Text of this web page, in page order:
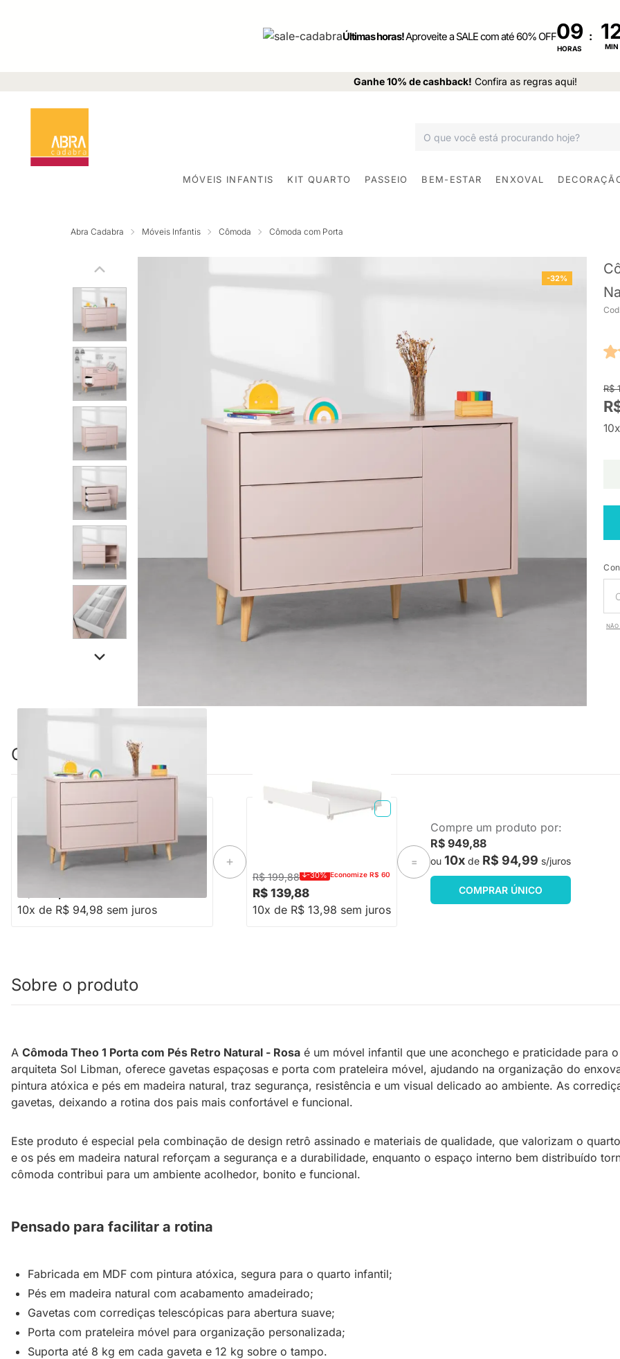
Últimas horas!Aproveite a SALE com até 60% OFF09
HORAS
:
MIN
Ganhe 10% de cashback! Confira as regras aqui!
MÓVEIS INFANTIS KIT QUARTO PASSEIO BEM-ESTAR ENXOVAL
Abra Cadabra Móveis Infantis Cômoda Cômoda com Porta
-32%
R$
NÃO
Combinação perfeita
Cômoda Theo 1 Porta com Pés Retro
Natural - Rosa
10x de R$ 94,98 sem juros
Trocador Theo - Branco Brilho
R$ 199,88 -30% Economize R$ 60
R$ 139,88
10x de R$ 13,98 sem juros
=
Compre um produto por:
R$ 949,88
ou 10x de R$ 94,99 s/juros
COMPRAR ÚNICO
Sobre o produto
A Cômoda Theo 1 Porta com Pés Retro Natural - Rosa é um móvel infantil que une aconchego e praticidade para
arquiteta Sol Libman, oferece gavetas espaçosas e porta com prateleira móvel, ajudando na organização do
pintura atóxica e pés em madeira natural, traz segurança, resistência e um visual delicado ao ambiente. As
gavetas, deixando a rotina dos pais mais confortável e funcional.
Este produto é especial pela combinação de design retrô assinado e materiais de qualidade, que valorizam o
e os pés em madeira natural reforçam a segurança e a durabilidade, enquanto o espaço interno bem distribuído
cômoda contribui para um ambiente acolhedor, bonito e funcional.
Pensado para facilitar a rotina
Fabricada em MDF com pintura atóxica, segura para o quarto infantil;
Pés em madeira natural com acabamento amadeirado;
Gavetas com corrediças telescópicas para abertura suave;
Porta com prateleira móvel para organização personalizada;
Suporta até 8 kg em cada gaveta e 12 kg sobre o tampo.